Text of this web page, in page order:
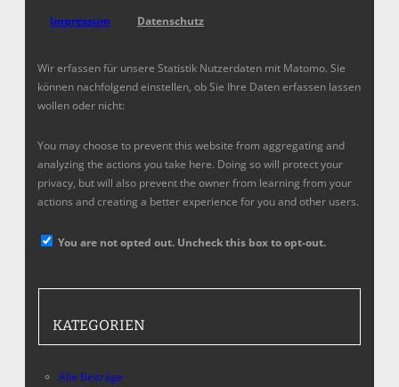
Impressum Datenschutz
Wir erfassen für unsere Statistik Nutzerdaten mit Matomo. Sie
können nachfolgend einstellen, ob Sie Ihre Daten erfassen lassen
wollen oder nicht:
You may choose to prevent this website from aggregating and
analyzing the actions you take here. Doing so will protect your
privacy, but will also prevent the owner from learning from your
actions and creating a better experience for you and other users.
You are not opted out. Uncheck this box to opt-out.
KATEGORIEN
Alle Beiträge